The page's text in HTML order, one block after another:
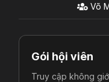
Võ
Gói hội viên
Truy cập không